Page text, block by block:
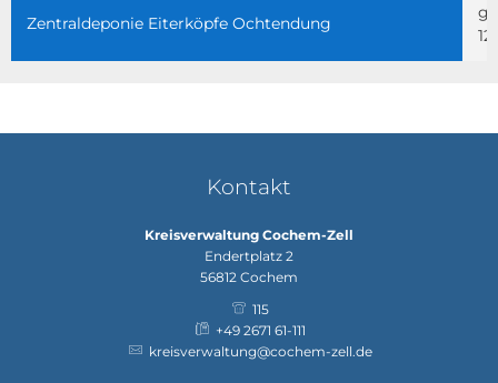
Zentraldeponie Eiterköpfe Ochtendung
Kontakt
Kreisverwaltung Cochem-Zell
Endertplatz 2
56812 Cochem
115
+49 2671 61-111
kreisverwaltung@cochem-zell.de